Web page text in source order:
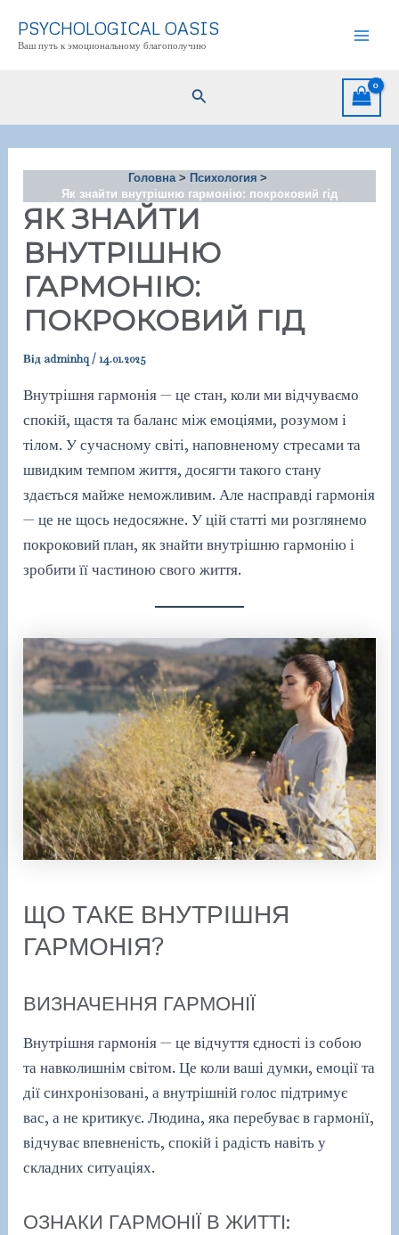
PSYCHOLOGICAL OASIS
Ваш путь к эмоциональному благополучию
Пошук
Головна
Психология
Як знайти внутрішню гармонію: покроковий гід
ЯК ЗНАЙТИ
ВНУТРІШНЮ
ГАРМОНІЮ:
ПОКРОКОВИЙ ГІД
Від adminhq/14.01.2025
Внутрішня гармонія — це стан, коли ми відчуваємо
спокій, щастя та баланс між емоціями, розумом і
тілом. У сучасному світі, наповненому стресами та
швидким темпом життя, досягти такого стану
здається майже неможливим. Але насправді гармонія
— це не щось недосяжне. У цій статті ми розглянемо
покроковий план, як знайти внутрішню гармонію і
зробити її частиною свого життя.
ЩО ТАКЕ ВНУТРІШНЯ
ГАРМОНІЯ?
ВИЗНАЧЕННЯ ГАРМОНІЇ
Внутрішня гармонія — це відчуття єдності із собою
та навколишнім світом. Це коли ваші думки, емоції та
дії синхронізовані, а внутрішній голос підтримує
вас, а не критикує. Людина, яка перебуває в гармонії,
відчуває впевненість, спокій і радість навіть у
складних ситуаціях.
ОЗНАКИ ГАРМОНІЇ В ЖИТТІ: